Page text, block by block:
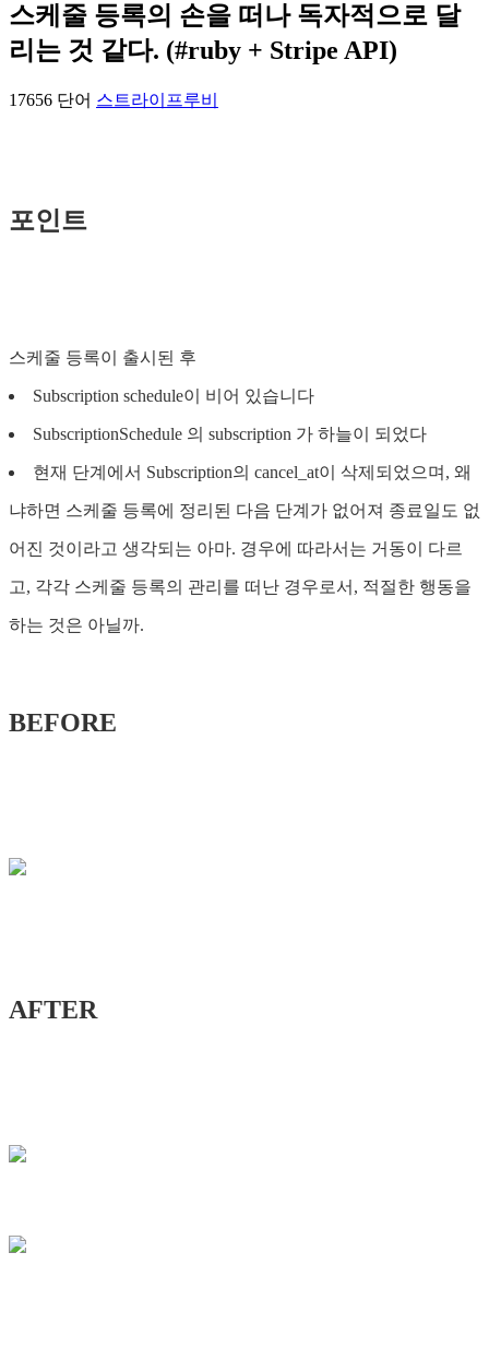
스케줄 등록의 손을 떠나 독자적으로 달
리는 것 같다. (#ruby + Stripe API)
17656 단어 스트라이프루비
포인트
스케줄 등록이 출시된 후
Subscription schedule이 비어 있습니다
SubscriptionSchedule 의 subscription 가 하늘이 되었다
현재 단계에서 Subscription의 cancel_at이 삭제되었으며, 왜
냐하면 스케줄 등록에 정리된 다음 단계가 없어져 종료일도 없
어진 것이라고 생각되는 아마. 경우에 따라서는 거동이 다르
고, 각각 스케줄 등록의 관리를 떠난 경우로서, 적절한 행동을
하는 것은 아닐까.
BEFORE
AFTER